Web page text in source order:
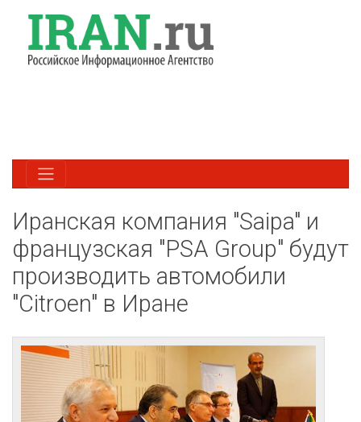
Иранская компания "Saipa" и
французская "PSA Group" будут
производить автомобили
"Citroen" в Иране